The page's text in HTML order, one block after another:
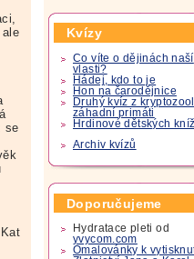
se
Kat
Kvízy
Co víte o dějinách naší
vlasti?
Hádej, kdo to je
Hon na čarodějnice
Druhý kvíz z
záhadní primáti
Hrdinové dětských
Archiv kvízů
Doporučujeme
Hydratace pleti od
yvycom.com
Omalovánky k